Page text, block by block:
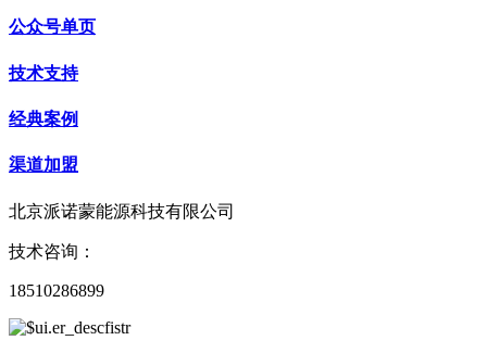
公众号单页
技术支持
经典案例
渠道加盟
北京派诺蒙能源科技有限公司
技术咨询：
18510286899